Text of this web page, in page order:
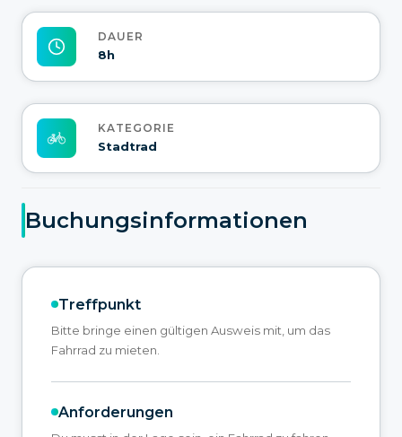
DAUER
8h
KATEGORIE
Stadtrad
Buchungsinformationen
Treffpunkt
Bitte bringe einen gültigen Ausweis mit, um das
Fahrrad zu mieten.
Anforderungen